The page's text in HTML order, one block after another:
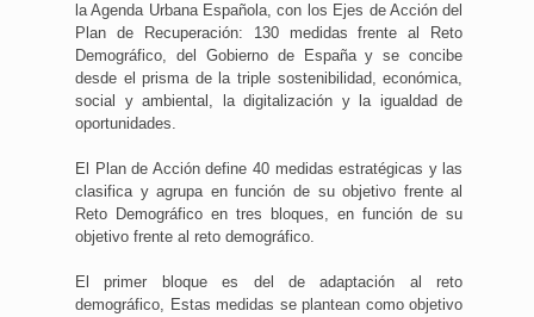
la Agenda Urbana Española, con los Ejes de Acción del
Plan de Recuperación: 130 medidas frente al Reto
Demográfico, del Gobierno de España y se concibe
desde el prisma de la triple sostenibilidad, económica,
social y ambiental, la digitalización y la igualdad de
oportunidades.
El Plan de Acción define 40 medidas estratégicas y las
clasifica y agrupa en función de su objetivo frente al
Reto Demográfico en tres bloques, en función de su
objetivo frente al reto demográfico.
El primer bloque es del de adaptación al reto
demográfico, Estas medidas se plantean como objetivo